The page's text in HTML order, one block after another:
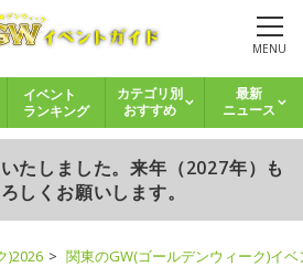
MENU
イベント
ランキング
カテゴリ別
おすすめ
最新
ニュース
たしました。来年（2027年）も
しくお願いします。
)2026 関東のGW(ゴールデンウィーク)イ